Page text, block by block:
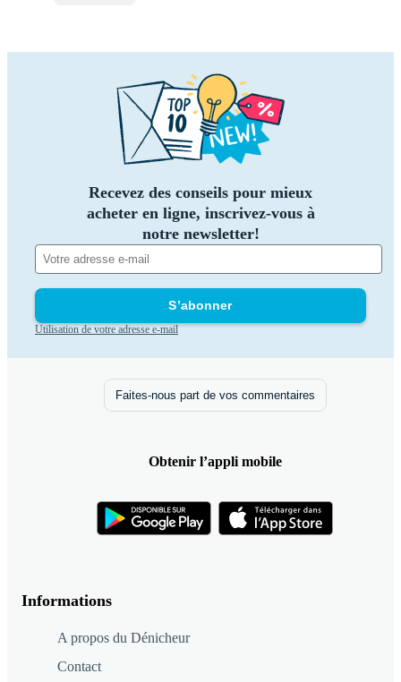
Recevez des conseils pour mieux
acheter en ligne, inscrivez-vous à
notre newsletter!
S’abonner
Utilisation de votre adresse e-mail
Informations
A propos du Dénicheur
Contact
Faites-nous part de vos commentaires
Obtenir l’appli mobile